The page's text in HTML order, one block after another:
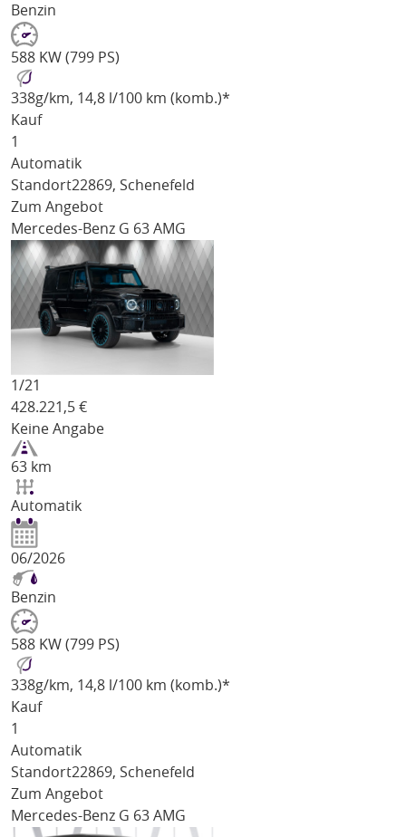
Benzin
588 KW (799 PS)
338g/km, 14,8 l/100 km (komb.)*
Kauf
1
Automatik
Standort22869, Schenefeld
Zum Angebot
Mercedes-Benz G 63 AMG
1/21
428.221,5 €
Keine Angabe
63 km
Automatik
06/2026
Benzin
588 KW (799 PS)
338g/km, 14,8 l/100 km (komb.)*
Kauf
1
Automatik
Standort22869, Schenefeld
Zum Angebot
Mercedes-Benz G 63 AMG